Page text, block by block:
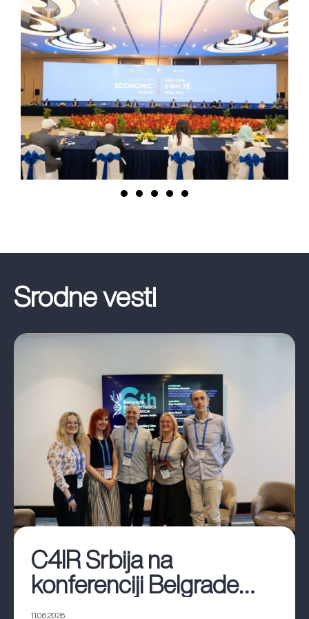
Srodne vesti
C4IR Srbija na
konferenciji Belgrade
Bioinformatics 2026: O
11.06.2026